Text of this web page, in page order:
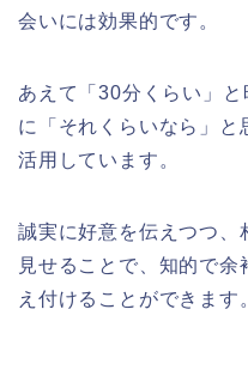
会いには効果的です。
あえて「30分くらい」
に「それくらいなら」と
活用しています。
誠実に好意を伝えつつ、
見せることで、知的で
え付けることができます